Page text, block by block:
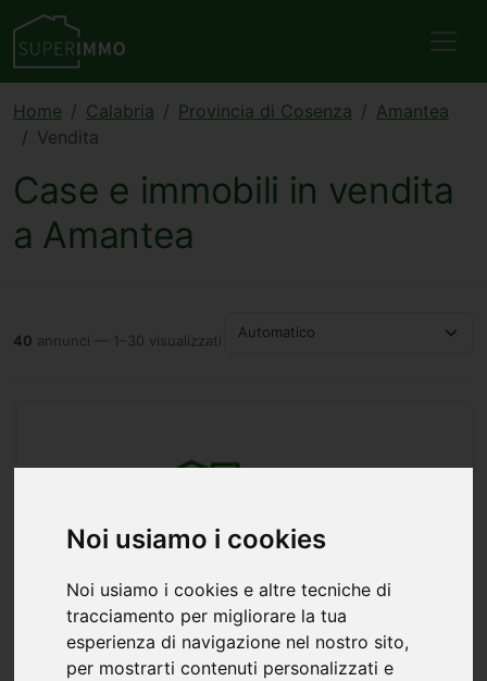
Noi usiamo i cookies
Noi usiamo i cookies e altre tecniche di
tracciamento per migliorare la tua
esperienza di navigazione nel nostro sito,
per mostrarti contenuti personalizzati e
Home Calabria Provincia di Cosenza
Amantea
Vendita
Case e immobili in vendita
a Amantea
40 annunci — 1–30 visualizzati Automatico
Appartamento loft in vendita a Amantea -